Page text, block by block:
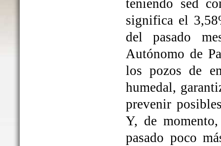
teniendo sed
significa el
del pasado
Autónomo de
los pozos de
humedal,
prevenir
Y, de
pasado poco